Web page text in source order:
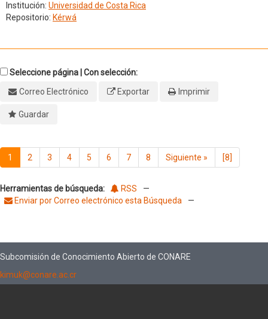
Institución: Universidad de Costa Rica
Repositorio: Kérwá
Seleccione página | Con selección:
Correo Electrónico
Exportar Imprimir
Guardar
1 2 3 4 5 6 7 8 Siguiente » [8]
Herramientas de búsqueda: RSS
—
Enviar por Correo electrónico esta Búsqueda
—
Subcomisión de Conocimiento Abierto de CONARE
kimuk@conare.ac.cr